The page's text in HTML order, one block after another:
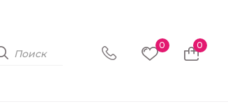
0 0